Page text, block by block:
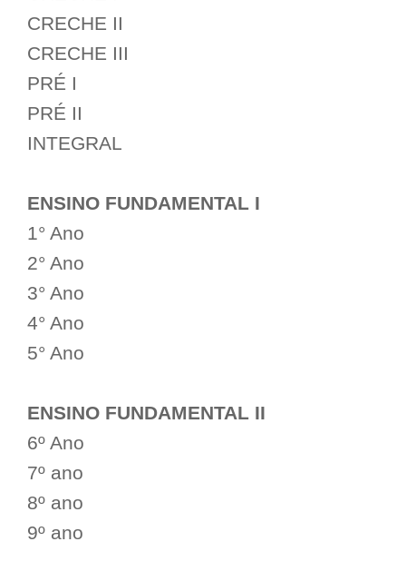
CRECHE II
CRECHE III
PRÉ I
PRÉ II
INTEGRAL
ENSINO FUNDAMENTAL I
1° Ano
2° Ano
3° Ano
4° Ano
5° Ano
ENSINO FUNDAMENTAL II
6º Ano
7º ano
8º ano
9º ano